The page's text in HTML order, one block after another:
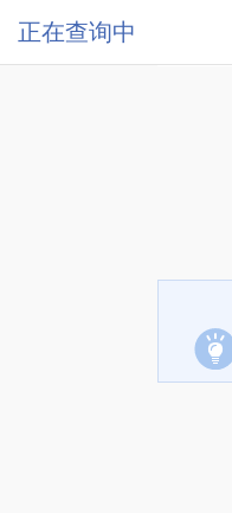
正在查询中